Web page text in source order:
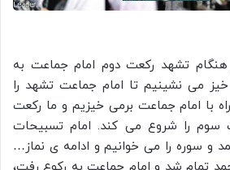
هنگام تشهد رکعت دوم امام جماعت به
خیز می نشینیم تا امام جماعت تشهد را
با امام جماعت برمی خیزیم و ما رکعت
سوم را شروع می کند. امام تسبیحات
و سوره را می خوانیم و ادامه ی نماز…